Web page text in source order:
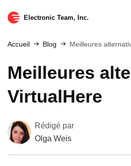
Electronic Team, Inc.
Accueil Blog Meilleures
Meilleures
VirtualHere
Rédigé par
Olga Weis